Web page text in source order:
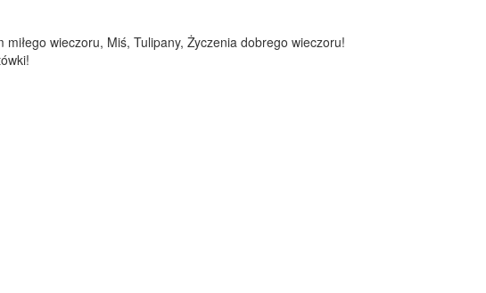
wieczoru, Miś, Tulipany, Życzenia dobrego wieczoru!